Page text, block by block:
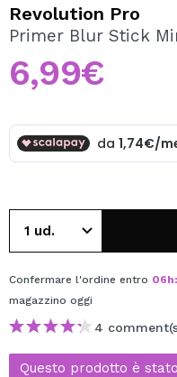
Creando un account su
acquisti velocemente,
consultare le tue
Revolution Pro
Primer Blur Stick
6,99€
Confermare l'ordine entro 06h:
magazzino oggi
4
Questo prodotto è stato